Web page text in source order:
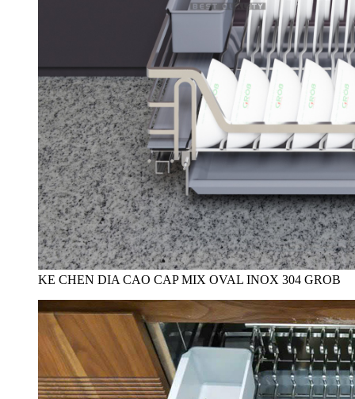
KE CHEN DIA CAO CAP MIX OVAL INOX 304 GROB